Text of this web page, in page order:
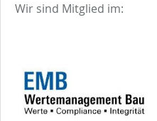
Wir sind Mitglied im: